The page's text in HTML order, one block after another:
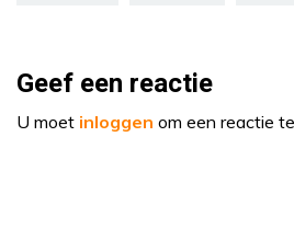
Geef een reactie
U moet inloggen om een reactie